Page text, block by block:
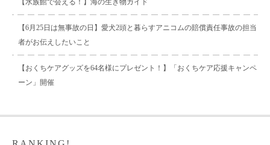
【6月25日は無事故の日】愛犬2頭と暮らすアニコムの賠償責任事故の担当
者がお伝えしたいこと
【おくちケアグッズを64名様にプレゼント！】「おくちケア応援キャンペ
ーン」開催